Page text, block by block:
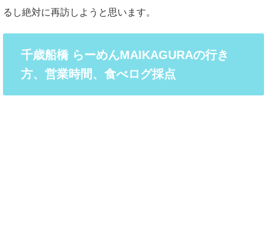
るし絶対に再訪しようと思います。
千歳船橋 らーめんMAIKAGURAの行き
方、営業時間、食べログ採点